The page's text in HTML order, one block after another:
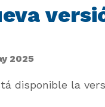
2025
disponible la